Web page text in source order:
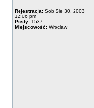
Rejestracja: Sob Sie 30, 2003
12:06 pm
Posty: 1537
Miejscowość: Wrocław